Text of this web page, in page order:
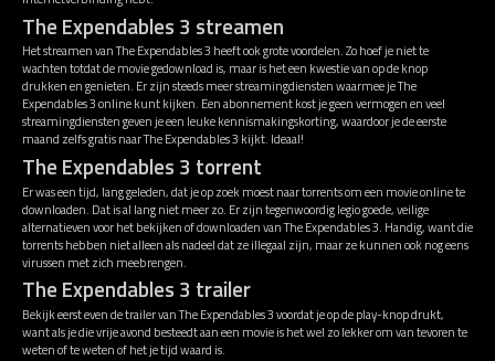
The Expendables 3 streamen
Het streamen van The Expendables 3 heeft ook grote voordelen. Zo hoef je niet te
wachten totdat de movie gedownload is, maar is het een kwestie van op de knop
drukken en genieten. Er zijn steeds meer streamingdiensten waarmee je The
Expendables 3 online kunt kijken. Een abonnement kost je geen vermogen en veel
streamingdiensten geven je een leuke kennismakingskorting, waardoor je de eerste
maand zelfs gratis naar The Expendables 3 kijkt. Ideaal!
The Expendables 3 torrent
Er was een tijd, lang geleden, dat je op zoek moest naar torrents om een movie online te
downloaden. Dat is al lang niet meer zo. Er zijn tegenwoordig legio goede, veilige
alternatieven voor het bekijken of downloaden van The Expendables 3. Handig, want die
torrents hebben niet alleen als nadeel dat ze illegaal zijn, maar ze kunnen ook nog eens
virussen met zich meebrengen.
The Expendables 3 trailer
Bekijk eerst even de trailer van The Expendables 3 voordat je op de play-knop drukt,
want als je die vrije avond besteedt aan een movie is het wel zo lekker om van tevoren te
weten of te weten of het je tijd waard is.